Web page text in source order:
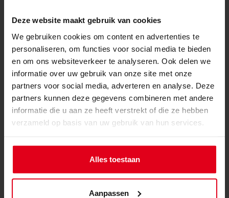
Deze website maakt gebruik van cookies
We gebruiken cookies om content en advertenties te
personaliseren, om functies voor social media te bieden
en om ons websiteverkeer te analyseren. Ook delen we
informatie over uw gebruik van onze site met onze
partners voor social media, adverteren en analyse. Deze
partners kunnen deze gegevens combineren met andere
informatie die u aan ze heeft verstrekt of die ze hebben
verzameld op basis van uw gebruik van hun services.
Alles toestaan
Aanpassen
(verstelbaar)
Stoeldiepte
49.5 cm
Stoelbreedte
(binnendimensie)
36 cm
Stoelbreedte
(buitenafdimensie)
54.5 cm
Zachte Vloerwielen